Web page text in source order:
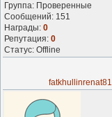
Группа: Проверенные
Сообщений: 151
Награды: 0
Репутация: 0
Статус: Offline
fatkhullinrenat81